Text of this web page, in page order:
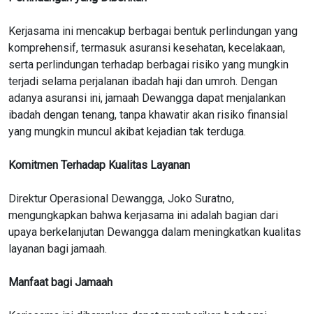
Kerjasama ini mencakup berbagai bentuk perlindungan yang
komprehensif, termasuk asuransi kesehatan, kecelakaan,
serta perlindungan terhadap berbagai risiko yang mungkin
terjadi selama perjalanan ibadah haji dan umroh. Dengan
adanya asuransi ini, jamaah Dewangga dapat menjalankan
ibadah dengan tenang, tanpa khawatir akan risiko finansial
yang mungkin muncul akibat kejadian tak terduga.
Komitmen Terhadap Kualitas Layanan
Direktur Operasional Dewangga, Joko Suratno,
mengungkapkan bahwa kerjasama ini adalah bagian dari
upaya berkelanjutan Dewangga dalam meningkatkan kualitas
layanan bagi jamaah.
Manfaat bagi Jamaah